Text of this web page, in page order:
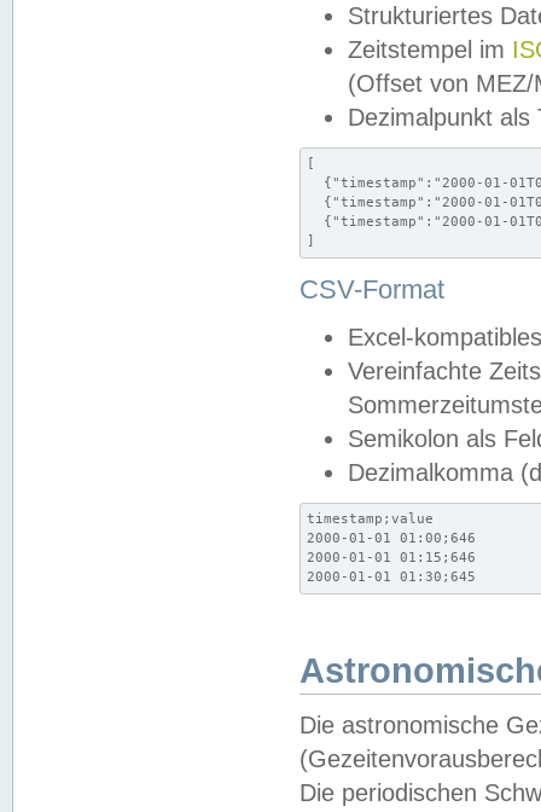
Strukturiertes
Zeitstempel im
(Offset von MEZ/
Dezimalpunkt als
[
{"timestamp":"2000-01-
{"timestamp":"2000-01-
{"timestamp":"2000-01-
]
CSV-Format
Excel-
Vereinfachte
Semikolon als
Dezimalkomma
timestamp;value
2000-01-01 01:00;646
2000-01-01 01:15;646
2000-01-01 01:30;645
Die astronomische
Die periodischen